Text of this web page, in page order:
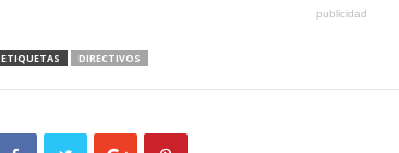
publicidad
ETIQUETAS DIRECTIVOS